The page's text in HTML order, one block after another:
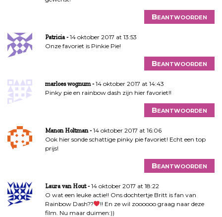
Beantwoorden
Patricia
14 oktober 2017 at 13:53
Onze favoriet is Pinkie Pie!
Beantwoorden
marloes wognum
14 oktober 2017 at 14:43
Pinky pie en rainbow dash zijn hier favoriet!!
Beantwoorden
Manon Holtman
14 oktober 2017 at 16:06
Ook hier sonde schattige pinky pie favoriet! Echt een top
prijs!
Beantwoorden
Laura van Hout
14 oktober 2017 at 18:22
O wat een leuke actie!! Ons dochtertje Britt is fan van
Rainbow Dash??
!! En ze wil zoooooo graag naar deze
film. Nu maar duimen:))